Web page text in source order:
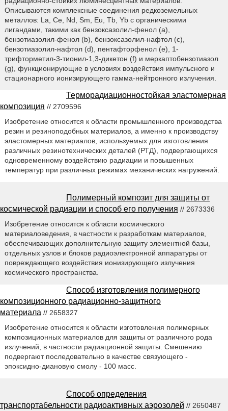
Описываются комплексные соединения редкоземельных
металлов: La, Се, Nd, Sm, Eu, Tb, Yb с органическими
лигандами, такими как бензоксазолил-фенол (а),
бензотиазолил-фенол (b), бензоксазолил-нафтол (с),
бензотиазолил-нафтол (d), пентафторфенол (е), 1-
трифторметил-3-тионил-1,3-дикетон (f) и меркаптобензотиазол
(g), функционирующие в условиях воздействия импульсного и
стационарного ионизирующего гамма-нейтронного излучения.
Терморадиационностойкая эластомерная
композиция // 2709596
Изобретение относится к области промышленного производства
резин и резиноподобных материалов, а именно к производству
эластомерных материалов, используемых для изготовления
различных резинотехнических деталей (РТД), подвергающихся
одновременному воздействию радиации и повышенных
температур при различных режимах механических нагружений.
Полимерный композит для защиты от
космической радиации и способ его получения // 2673336
Изобретение относится к области космического
материаловедения, в частности к разработкам материалов,
обеспечивающих дополнительную защиту элементной базы,
отдельных узлов и блоков радиоэлектронной аппаратуры от
повреждающего воздействия ионизирующего излучения
космического пространства.
Способ изготовления полимерного
композиционного радиационно-защитного
материала // 2658327
Изобретение относится к области изготовления полимерных
композиционных материалов для защиты от различного рода
излучений, в частности радиационной защиты. Смешению
подвергают последовательно в качестве связующего -
эпоксидно-диановую смолу - 100 масс.
Способ определения
транспортабельности радиоактивных аэрозолей // 2650487